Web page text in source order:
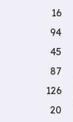
16
94
45
87
126
20